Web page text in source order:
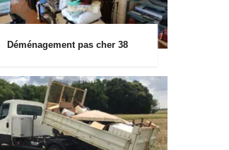
Déménagement pas cher 38